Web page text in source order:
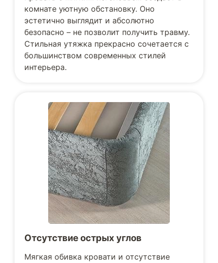
комнате уютную обстановку. Оно
эстетично выглядит и абсолютно
безопасно – не позволит получить травму.
Стильная утяжка прекрасно сочетается с
большинством современных стилей
интерьера.
Отсутствие острых углов
Мягкая обивка кровати и отсутствие